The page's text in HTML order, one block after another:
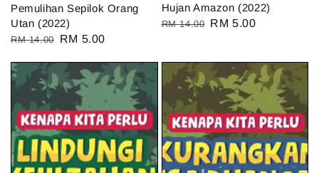
Pemulihan Sepilok Orang
Utan (2022)
Regular
RM 14.00
Sale
RM 5.00
Hujan Amazon (2022)
Regular
RM 14.00 Sale
RM 5.00